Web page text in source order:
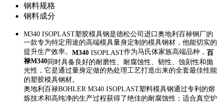
钢料规格
钢料成分
M340 ISOPLAST塑胶模具钢是德松公司进口奥地利百禄钢厂的
一款专为特定用途的高端模具量身定制的模具钢材，他能切实的
提升生产效率。 M340 ISOPLAST作为马氏体家族高端品种， 百
禄M340 同时具备良好的耐磨性、耐腐蚀性、韧性、蚀刻性和抛
光性，它是通过量身定做的热处理工艺打造出来的全套最佳性能
的塑胶模具钢材。
奥地利百禄BOHLER M340 ISOPLAST塑料模具钢通过专利的熔
炼技术和高纯净的生产过程获得了绝佳的耐腐蚀性；适合真空炉